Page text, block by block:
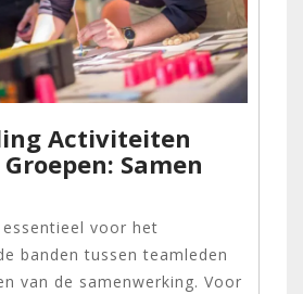
Activiteiten
Samen
voor het
banden tussen teamleden
van de samenwerking. Voor